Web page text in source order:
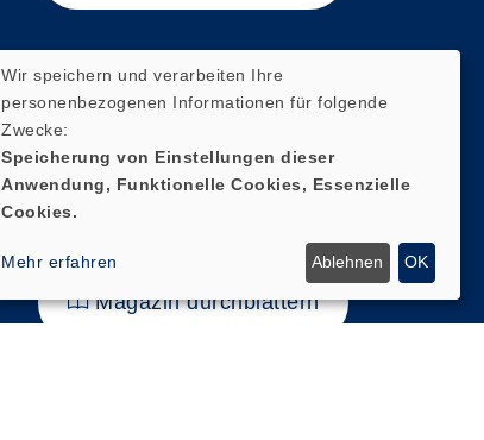
"vhs kompakt"
Hier finden Sie unser aktuelles
Magazin mit direkten
Verlinkungen zur digitalen
Magazin durchblättern
Wir speichern und verarbeiten Ihre
personenbezogenen Informationen für folgende
Zwecke:
Speicherung von Einstellungen dieser
Anwendung, Funktionelle Cookies, Essenzielle
Cookies.
Mehr erfahren Ablehnen OK